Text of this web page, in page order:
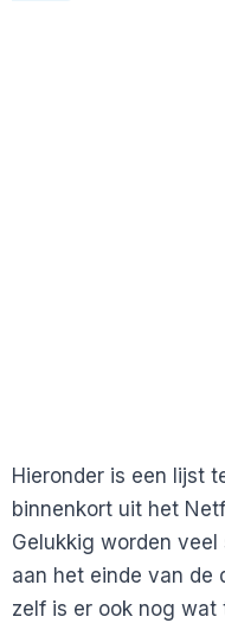
Hieronder is een lijst
binnenkort uit het
Gelukkig worden veel
aan het einde van de
zelf is er ook nog wat